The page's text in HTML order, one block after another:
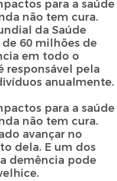
para a saúde
não tem cura.
da Saúde
de 60 milhões de
em todo o
responsável pela
anualmente.
para a saúde
não tem cura.
avançar no
dela. E um dos
demência pode